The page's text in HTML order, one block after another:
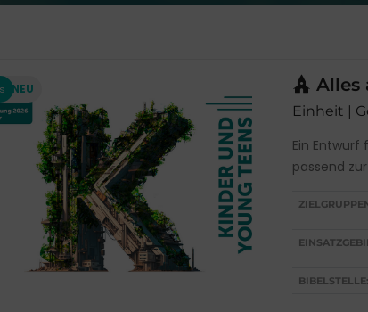
Alles
Einheit |
Ein
passend
BIBELSTELLE: